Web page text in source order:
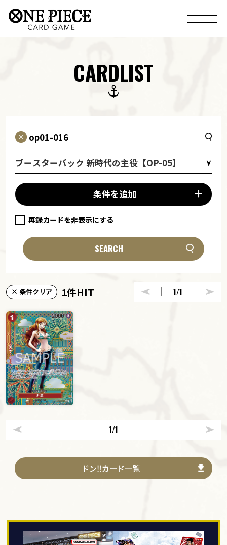
CARDLIST
ブースターパック 新時代の主役【OP-05】
条件を追加
再録カードを非表示にする
SEARCH
× 条件クリア 1件HIT 1/1
1/1
ドン‼カード一覧